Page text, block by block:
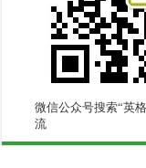
微信公众号搜索“英
流